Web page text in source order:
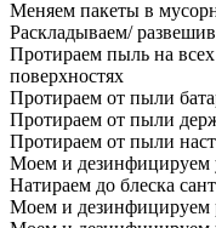
Меняем пакеты в
Раскладываем/
Протираем пыль на
поверхностях
Протираем от пыли
Протираем от пыли
Протираем от пыли
Моем и дезинфицируем
Натираем до блеска
Моем и дезинфицируем